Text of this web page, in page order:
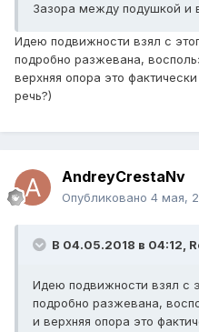
Зазора между подушкой и
Идею подвижности взял с
подробно разжевана,
верхняя опора это
речь?)
AndreyCrestaNv
Опубликовано 4 мая,
В 04.05.2018 в 04:12,
Идею подвижности взял с
подробно разжевана,
и верхняя опора это